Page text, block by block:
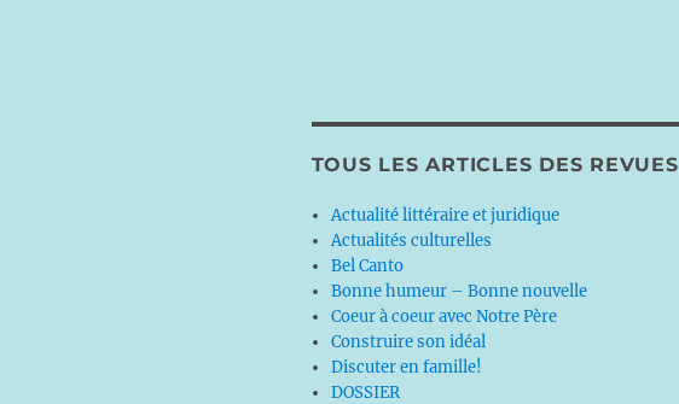
TOUS LES ARTICLES DES REVUES
Actualité littéraire et juridique
Actualités culturelles
Bel Canto
Bonne humeur – Bonne nouvelle
Coeur à coeur avec Notre Père
Construire son idéal
Discuter en famille!
DOSSIER